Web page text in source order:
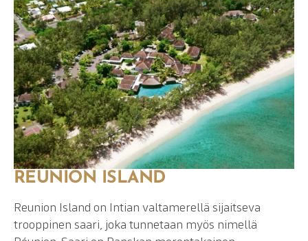
REUNION ISLAND
Reunion Island on Intian valtamerellä sijaitseva
trooppinen saari, joka tunnetaan myös nimellä